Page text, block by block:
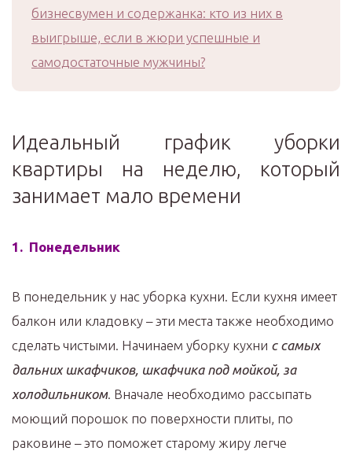
бизнесвумен и содержанка: кто из них в
выигрыше, если в жюри успешные и
самодостаточные мужчины?
Идеальный график уборки
квартиры на неделю, который
занимает мало времени
1. Понедельник
В понедельник у нас уборка кухни. Если кухня имеет
балкон или кладовку – эти места также необходимо
сделать чистыми. Начинаем уборку кухни с самых
дальних шкафчиков, шкафчика под мойкой, за
холодильником. Вначале необходимо рассыпать
моющий порошок по поверхности плиты, по
раковине – это поможет старому жиру легче